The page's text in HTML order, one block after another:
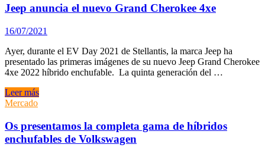
hibridación
ligera
o
Mild-
Hybrid?
Jeep anuncia el nuevo Grand Cherokee 4xe
16/07/2021
Ayer, durante el EV Day 2021 de Stellantis, la marca Jeep ha
presentado las primeras imágenes de su nuevo Jeep Grand Cherokee
4xe 2022 híbrido enchufable. La quinta generación del …
Jeep
anuncia
nuevo
Grand
Cherokee
Leer más
Mercado
Os presentamos la completa gama de híbridos
enchufables de Volkswagen